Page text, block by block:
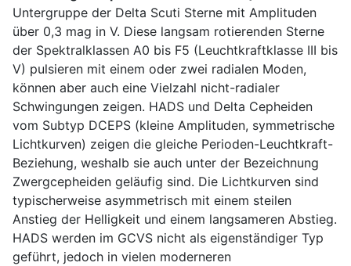
Untergruppe der Delta Scuti Sterne mit Amplituden
über 0,3 mag in V. Diese langsam rotierenden Sterne
der Spektralklassen A0 bis F5 (Leuchtkraftklasse III bis
V) pulsieren mit einem oder zwei radialen Moden,
können aber auch eine Vielzahl nicht-radialer
Schwingungen zeigen. HADS und Delta Cepheiden
vom Subtyp DCEPS (kleine Amplituden, symmetrische
Lichtkurven) zeigen die gleiche Perioden-Leuchtkraft-
Beziehung, weshalb sie auch unter der Bezeichnung
Zwergcepheiden geläufig sind. Die Lichtkurven sind
typischerweise asymmetrisch mit einem steilen
Anstieg der Helligkeit und einem langsameren Abstieg.
HADS werden im GCVS nicht als eigenständiger Typ
geführt, jedoch in vielen moderneren